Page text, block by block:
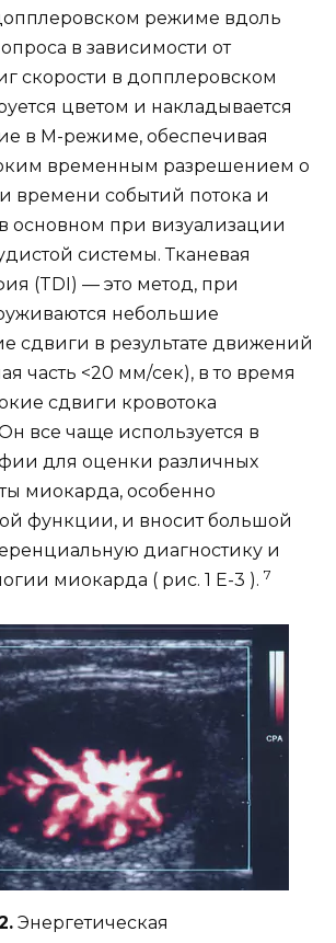
режиме вдоль
в зависимости от
скорости в допплеровском
цветом и накладывается
в М-режиме, обеспечивая
временным разрешением о
времени событий потока и
основном при визуализации
системы. Тканевая
(TDI) — это метод, при
небольшие
сдвиги в результате движений
часть <20 мм/сек), в то время
сдвиги кровотока
все чаще используется в
для оценки различных
миокарда, особенно
функции, и вносит большой
диагностику и
миокарда ( рис. 1 E-3 ). 7
Энергетическая